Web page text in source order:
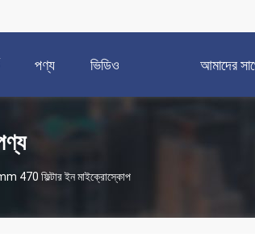
পণ্য ভিডিও আমাদের
470 ফিল্টার ইন মাইক্রোস্কোপ